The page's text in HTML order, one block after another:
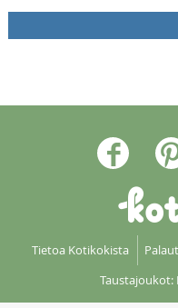
Tietoa Kotikokista
Taustajoukot: